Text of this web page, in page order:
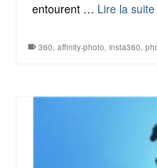
entourent … Lire la suite
360, affinity-photo, insta360,